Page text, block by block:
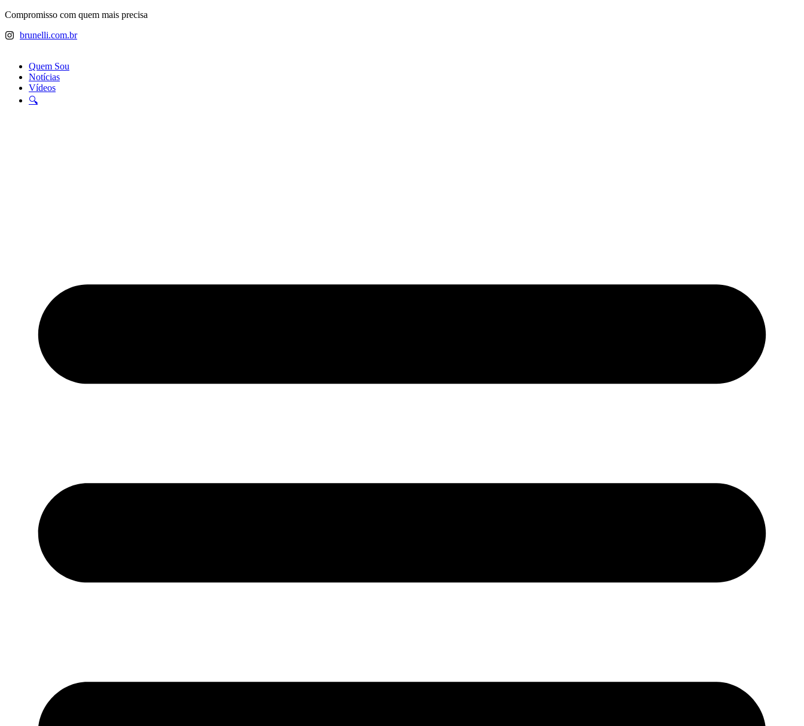
Ir
o
Compromisso com quem mais precisa
brunelli.com.br
Quem Sou
Notícias
Vídeos
🔍